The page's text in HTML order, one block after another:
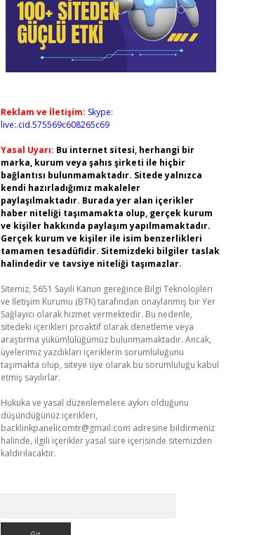
Reklam ve İletişim: Skype:
live:.cid.575569c608265c69
Yasal Uyarı: Bu internet sitesi, herhangi bir
marka, kurum veya şahıs şirketi ile hiçbir
bağlantısı bulunmamaktadır. Sitede yalnızca
kendi hazırladığımız makaleler
paylaşılmaktadır. Burada yer alan içerikler
haber niteliği taşımamakta olup, gerçek kurum
ve kişiler hakkında paylaşım yapılmamaktadır.
Gerçek kurum ve kişiler ile isim benzerlikleri
tamamen tesadüfidir. Sitemizdeki bilgiler taslak
halindedir ve tavsiye niteliği taşımazlar.
Sitemiz, 5651 Sayılı Kanun gereğince Bilgi Teknolojileri
ve İletişim Kurumu (BTK) tarafından onaylanmış bir Yer
Sağlayıcı olarak hizmet vermektedir. Bu nedenle,
sitedeki içerikleri proaktif olarak denetleme veya
araştırma yükümlülüğümüz bulunmamaktadır. Ancak,
üyelerimiz yazdıkları içeriklerin sorumluluğunu
taşımakta olup, siteye üye olarak bu sorumluluğu kabul
etmiş sayılırlar.
Hukuka ve yasal düzenlemelere aykırı olduğunu
düşündüğünüz içerikleri,
backlinkpanelicomtr@gmail.com adresine bildirmeniz
halinde, ilgili içerikler yasal süre içerisinde sitemizden
kaldırılacaktır.